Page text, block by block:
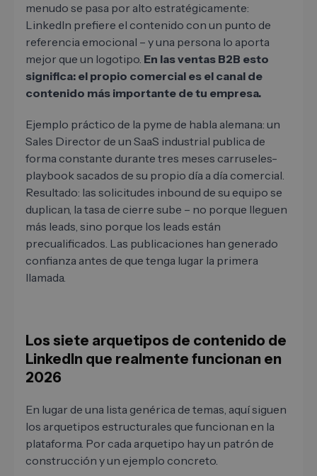
menudo se pasa por alto estratégicamente:
LinkedIn prefiere el contenido con un punto de
referencia emocional – y una persona lo aporta
mejor que un logotipo. En las ventas B2B esto
significa: el propio comercial es el canal de
contenido más importante de tu empresa.
Ejemplo práctico de la pyme de habla alemana: un
Sales Director de un SaaS industrial publica de
forma constante durante tres meses carruseles-
playbook sacados de su propio día a día comercial.
Resultado: las solicitudes inbound de su equipo se
duplican, la tasa de cierre sube – no porque lleguen
más leads, sino porque los leads están
precualificados. Las publicaciones han generado
confianza antes de que tenga lugar la primera
llamada.
Los siete arquetipos de contenido de
LinkedIn que realmente funcionan en
2026
En lugar de una lista genérica de temas, aquí siguen
los arquetipos estructurales que funcionan en la
plataforma. Por cada arquetipo hay un patrón de
construcción y un ejemplo concreto.